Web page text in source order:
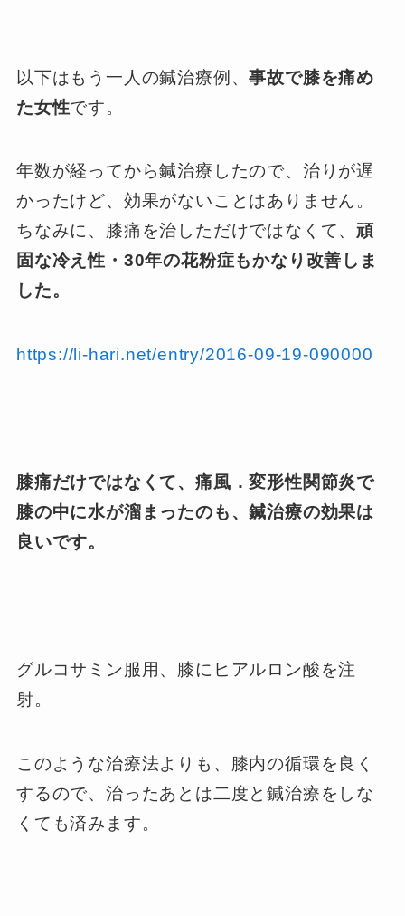
以下はもう一人の鍼治療例、事故で膝を痛め
た女性です。
年数が経ってから鍼治療したので、治りが遅
かったけど、効果がないことはありません。
ちなみに、膝痛を治しただけではなくて、頑
固な冷え性・30年の花粉症もかなり改善しま
した。
https://li-hari.net/entry/2016-09-19-090000
膝痛だけではなくて、痛風．変形性関節炎で
膝の中に水が溜まったのも、鍼治療の効果は
良いです。
グルコサミン服用、膝にヒアルロン酸を注
射。
このような治療法よりも、膝内の循環を良く
するので、治ったあとは二度と鍼治療をしな
くても済みます。